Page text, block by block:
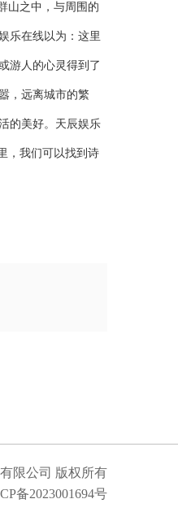
山之中，与周围的
乐在线以为：这里
游人的心灵得到了
，远离城市的繁
的美好。天辰娱乐
，我们可以找到诗
限公司 版权所有
备2023001694号